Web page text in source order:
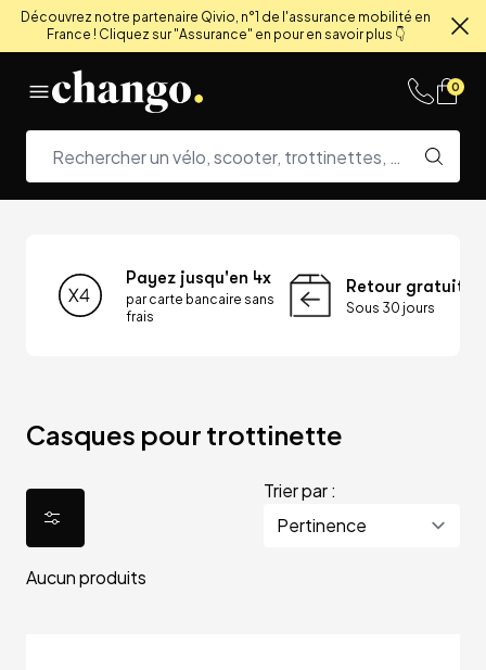
Découvrez notre partenaire Qivio, n°1 de l'assurance mobilité en
France ! Cliquez sur "Assurance" en pour en savoir plus 👇
0
Payez jusqu'en 4x
par carte bancaire sans
frais
Retour gratuit
Sous 30 jours
Casques pour trottinette
Trier par :
Aucun produits